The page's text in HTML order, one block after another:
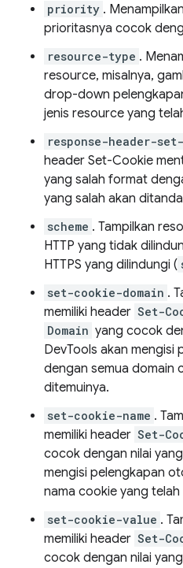
priority .
prioritasnya cocok
resource-type .
resource, misalnya,
drop-down
jenis resource yang
response-header-
header Set-Cookie
yang salah format
yang salah akan
scheme . Tampilkan
HTTP yang tidak
HTTPS yang dilindungi (
set-cookie-domain .
memiliki header Set-
Domain yang cocok
DevTools akan mengisi
dengan semua domain
ditemuinya.
set-cookie-name .
memiliki header Set-
cocok dengan nilai
mengisi pelengkapan
nama cookie yang telah
set-cookie-value .
memiliki header Set-
cocok dengan nilai